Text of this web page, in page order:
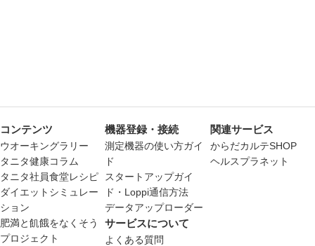
コンテンツ
ウオーキングラリー
タニタ健康コラム
タニタ社員食堂レシピ
ダイエットシミュレー
ション
肥満と飢餓をなくそう
プロジェクト
機器登録・接続
測定機器の使い方ガイ
ド
スタートアップガイ
ド・Loppi通信方法
データアップローダー
サービスについて
よくある質問
関連サービス
からだカルテSHOP
ヘルスプラネット